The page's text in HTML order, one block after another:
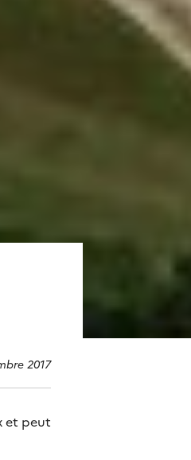
2017
et peut